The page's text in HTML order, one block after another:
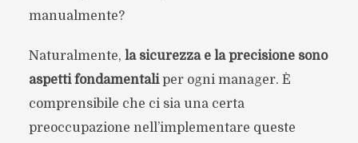
manualmente?
Naturalmente, la sicurezza e la precisione sono
aspetti fondamentaliper ogni manager. È
comprensibile che ci sia una certa
preoccupazione nell’implementare queste